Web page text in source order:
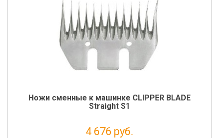
Ножи сменные к машинке CLIPPER BLADE
Straight S1
4 676 руб.